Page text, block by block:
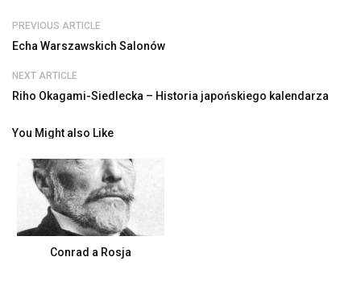
PREVIOUS ARTICLE
Echa Warszawskich Salonów
NEXT ARTICLE
Riho Okagami-Siedlecka – Historia japońskiego kalendarza
You Might also Like
Conrad a Rosja